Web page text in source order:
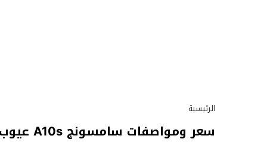
الرئيسية
سعر ومواصفات سامسونج A10s عيوب ومميزات